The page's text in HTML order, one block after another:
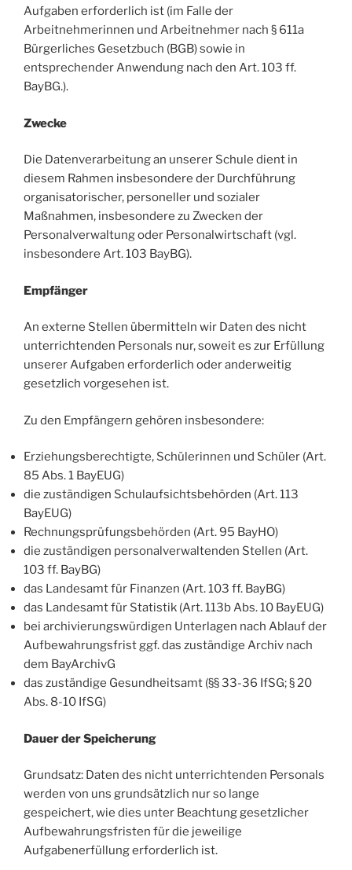
Aufgaben erforderlich ist (im Falle der
Arbeitnehmerinnen und Arbeitnehmer nach § 611a
Bürgerliches Gesetzbuch (BGB) sowie in
entsprechender Anwendung nach den Art. 103 ff.
BayBG.).
Zwecke
Die Datenverarbeitung an unserer Schule dient in
diesem Rahmen insbesondere der Durchführung
organisatorischer, personeller und sozialer
Maßnahmen, insbesondere zu Zwecken der
Personalverwaltung oder Personalwirtschaft (vgl.
insbesondere Art. 103 BayBG).
Empfänger
An externe Stellen übermitteln wir Daten des nicht
unterrichtenden Personals nur, soweit es zur Erfüllung
unserer Aufgaben erforderlich oder anderweitig
gesetzlich vorgesehen ist.
Zu den Empfängern gehören insbesondere:
Erziehungsberechtigte, Schülerinnen und Schüler (Art.
85 Abs. 1 BayEUG)
die zuständigen Schulaufsichtsbehörden (Art. 113
BayEUG)
Rechnungsprüfungsbehörden (Art. 95 BayHO)
die zuständigen personalverwaltenden Stellen (Art.
103 ff. BayBG)
das Landesamt für Finanzen (Art. 103 ff. BayBG)
das Landesamt für Statistik (Art. 113b Abs. 10 BayEUG)
bei archivierungswürdigen Unterlagen nach Ablauf der
Aufbewahrungsfrist ggf. das zuständige Archiv nach
dem BayArchivG
das zuständige Gesundheitsamt (§§ 33-36 IfSG; § 20
Abs. 8-10 IfSG)
Dauer der Speicherung
Grundsatz: Daten des nicht unterrichtenden Personals
werden von uns grundsätzlich nur so lange
gespeichert, wie dies unter Beachtung gesetzlicher
Aufbewahrungsfristen für die jeweilige
Aufgabenerfüllung erforderlich ist.